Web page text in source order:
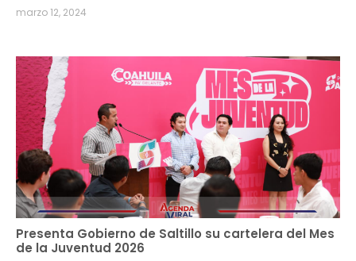
marzo 12, 2024
Presenta Gobierno de Saltillo su cartelera del Mes
de la Juventud 2026